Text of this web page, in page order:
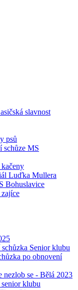
slavnost
psů
schůze MS
Luďka Mullera
Bohuslavice
schůzka Senior klubu
po obnovení
nezlob se - Bělá 2023
klubu